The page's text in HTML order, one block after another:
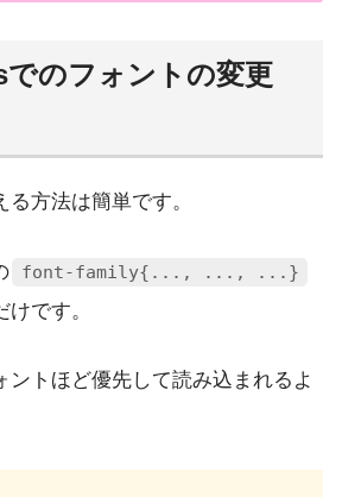
のフォントの変更
方法は簡単です。
font-family{..., ..., ...}
です。
ントほど優先して読み込まれるよ